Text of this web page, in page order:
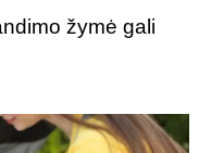
žymė gali